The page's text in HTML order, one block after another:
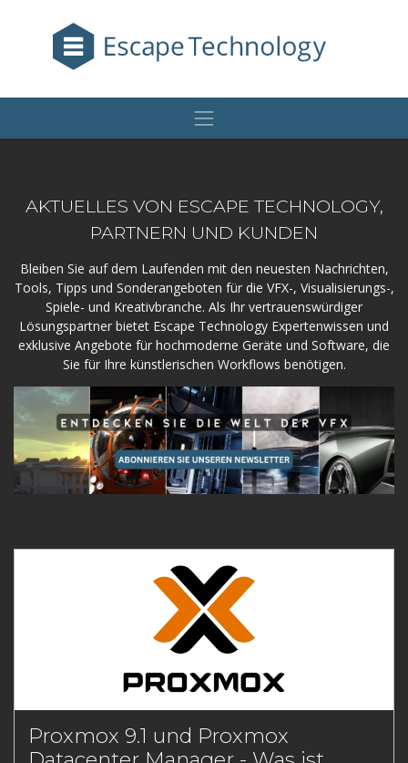
AKTUELLES VON ESCAPE TECHNOLOGY,
PARTNERN UND KUNDEN
Bleiben Sie auf dem Laufenden mit den neuesten Nachrichten,
Tools, Tipps und Sonderangeboten für die VFX-, Visualisierungs-,
Spiele- und Kreativbranche. Als Ihr vertrauenswürdiger
Lösungspartner bietet Escape Technology Expertenwissen und
exklusive Angebote für hochmoderne Geräte und Software, die
Sie für Ihre künstlerischen Workflows benötigen.
Proxmox 9.1 und Proxmox